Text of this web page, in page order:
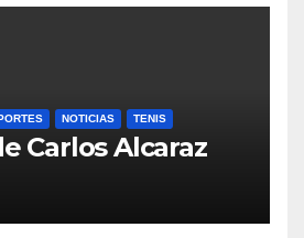
NOTICIAS TENIS
Carlos Alcaraz